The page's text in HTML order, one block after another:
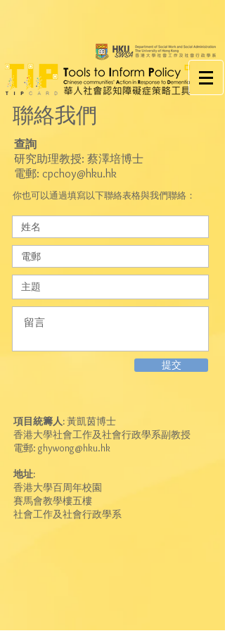
聯絡我們
查詢
研究助理教授: 蔡澤培博士
電郵: cpchoy@hku.hk
你也可以通過填寫以下聯絡表格與我們聯絡：
提交
項目統籌人:黃凱茵博士
香港大學社會工作及社會行政學系副教授
電郵: ghywong@hku.hk
地址:
香港大學百周年校園
賽馬會教學樓五樓
社會工作及社會行政學系